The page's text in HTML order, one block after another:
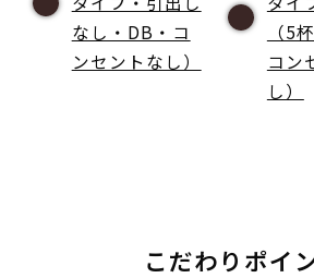
なし・DB・コ
ンセントなし）
（5
コン
し）
こだわりポイ